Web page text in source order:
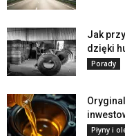
Jak
dzięki
Porady
Płyny i